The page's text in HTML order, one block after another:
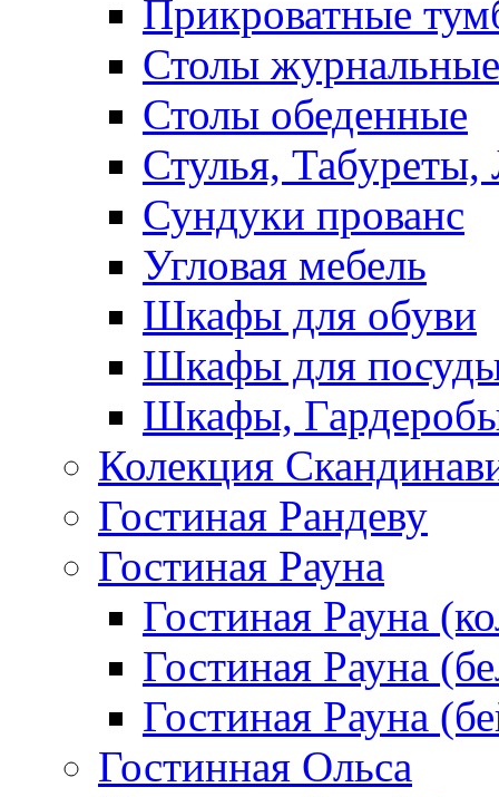
Прикроватные
Столы журнальные
Столы обеденные
Стулья, Табуреты,
Сундуки прованс
Угловая мебель
Шкафы для обуви
Шкафы для
Шкафы,
Колекция
Гостиная Рандеву
Гостиная Рауна
Гостиная Рауна
Гостиная Рауна
Гостиная Рауна
Гостинная Ольса